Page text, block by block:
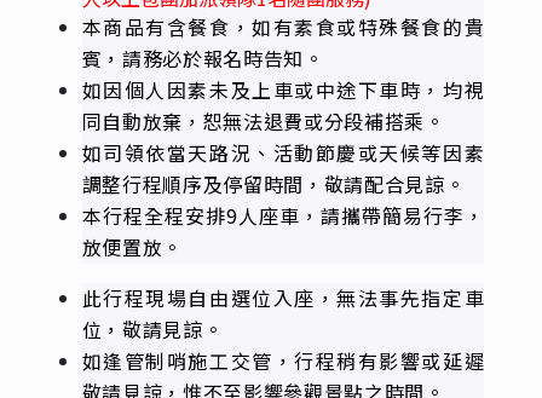
晨喚-早餐-十八羅漢山(專人導
覽)-午餐-禮納里好茶部落巡禮
(司導帶領自由探索)-高雄左營
站/台北高鐵站
早餐：飯店內
晚餐 ：自理
住宿：甜蜜的家